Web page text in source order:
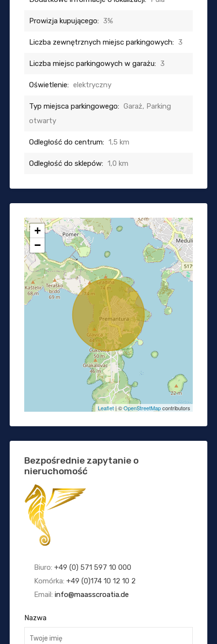
Prowizja kupującego: 3%
Liczba zewnętrznych miejsc parkingowych: 3
Liczba miejsc parkingowych w garażu: 3
Oświetlenie: elektryczny
Typ miejsca parkingowego: Garaż, Parking
otwarty
Odległość do centrum: 1,5 km
Odległość do sklepów: 1,0 km
+
−
Leaflet| ©OpenStreetMapcontributors
Bezpośrednie zapytanie o
nieruchomość
Biuro: +49 (0) 571 597 10 000
Komórka: +49 (0)174 10 12 10 2
Email: info@maasscroatia.de
Nazwa